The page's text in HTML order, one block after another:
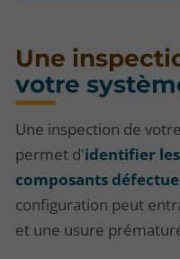
Une
votre
Une inspection de
permet d'identifier
composants
configuration peut
et une usure